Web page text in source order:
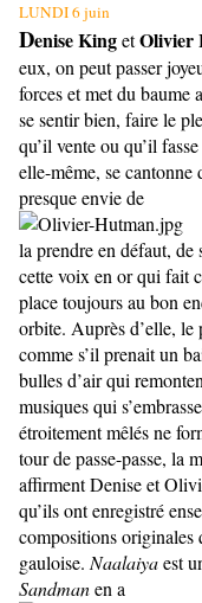
LUNDI 6 juin
Denise KingetOlivier
eux, on peut passer
forces et met du baume
se sentir bien, faire le
qu’il vente ou qu’il
elle-même, se cantonne
presque envie de
la prendre en défaut, de
cette voix en or qui fait
place toujours au bon
orbite. Auprès d’elle, le
comme s’il prenait un
bulles d’air qui
musiques qui
étroitement mêlés ne
tour de passe-passe, la
affirment Denise et
qu’ils ont enregistré
compositions originales
gauloise. Naalaiyaest
Sandmanen a